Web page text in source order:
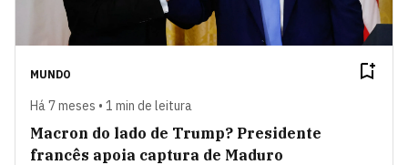
MUNDO
Há 7 meses • 1 min de leitura
Macron do lado de Trump? Presidente
francês apoia captura de Maduro